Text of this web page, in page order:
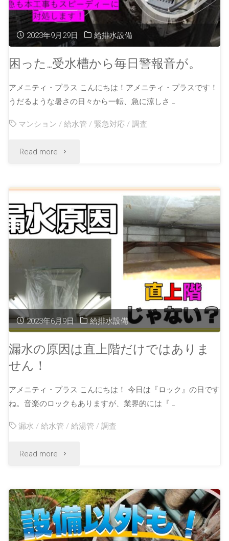
2023年9月29日 給排水設備
困った…受水槽から毎日警報音が。
アメニティ・プラス こんにちは！アメニティ・プラスです！
うだるような暑さの日々から一転、急に涼しさ …
マンション /給水管 / 緊急対応 /調査
Read more
2023年6月9日 給排水設備
漏水の原因は直上階だけではありま
せん！
アメニティ・プラス こんにちは！ 今日は『ロック』の日です
ね。音楽のロックもありますが、業界的には『 …
漏水 /給水管 /給湯管 /調査
Read more